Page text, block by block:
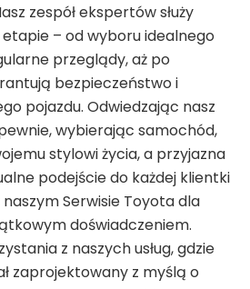
zespół ekspertów służy
– od wyboru idealnego
przeglądy, aż po
bezpieczeństwo i
pojazdu. Odwiedzając nasz
wybierając samochód,
stylowi życia, a przyjazna
podejście do każdej klientki
Serwisie Toyota dla
doświadczeniem.
z naszych usług, gdzie
zaprojektowany z myślą o